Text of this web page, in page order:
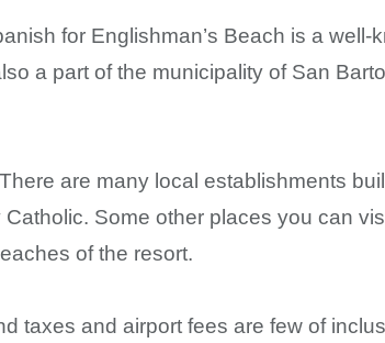
for Englishman’s Beach is a
a part of the municipality of San
are many local establishments
Some other places you can
of the resort.
taxes and airport fees are few of